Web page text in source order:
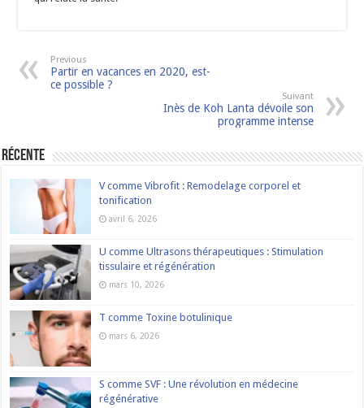
Previous
Partir en vacances en 2020, est-
ce possible ?
Suivant
Inès de Koh Lanta dévoile son
programme intense
Récente
V comme Vibrofit : Remodelage corporel et
tonification
avril 6, 2026
U comme Ultrasons thérapeutiques : Stimulation
tissulaire et régénération
mars 10, 2026
T comme Toxine botulinique
mars 6, 2026
S comme SVF : Une révolution en médecine
régénérative